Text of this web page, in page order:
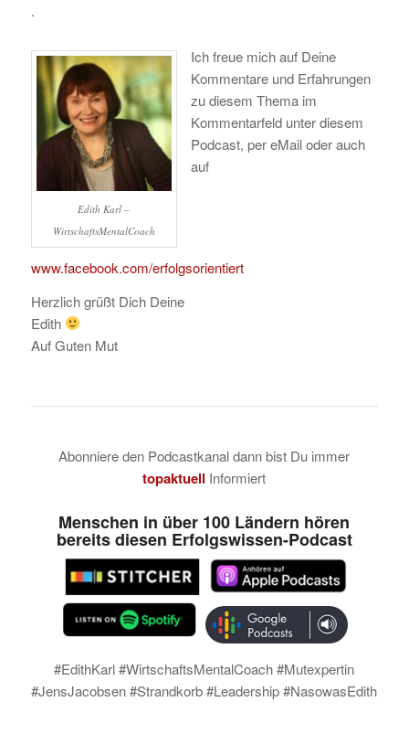
.
Edith Karl –
WirtschaftsMentalCoach
Ich freue mich auf Deine
Kommentare und Erfahrungen
zu diesem Thema im
Kommentarfeld unter diesem
Podcast, per eMail oder auch
auf
www.facebook.com/erfolgsorientiert
Herzlich grüßt Dich Deine
Edith
Auf Guten Mut
Abonniere den Podcastkanal dann bist Du immer
topaktuell Informiert
Menschen in über 100 Ländern hören
bereits diesen Erfolgswissen-Podcast
#EdithKarl #WirtschaftsMentalCoach #Mutexpertin
#JensJacobsen #Strandkorb #Leadership #NasowasEdith